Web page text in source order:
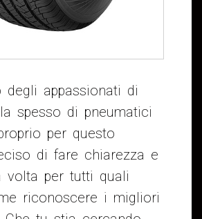
degli appassionati di
spesso di pneumatici
per questo
di fare chiarezza e
volta per tutti quali
riconoscere i migliori